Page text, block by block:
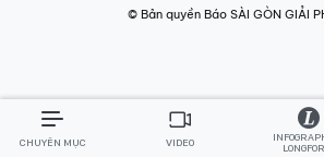
© Bản quyền Báo SÀI GÒN GIẢI
CHUYÊN MỤC VIDEO